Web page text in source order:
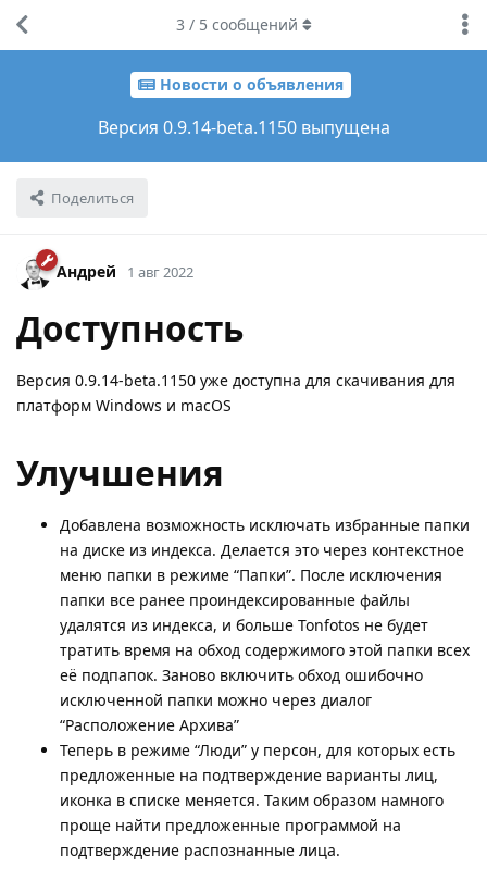
Новости о объявления
Версия 0.9.14-beta.1150 выпущена
Поделиться
3 / 5 сообщений
Андрей 1 авг 2022
Доступность
Версия 0.9.14-beta.1150 уже доступна для скачивания для
платформ Windows и macOS
Улучшения
Добавлена возможность исключать избранные папки
на диске из индекса. Делается это через контекстное
меню папки в режиме “Папки”. После исключения
папки все ранее проиндексированные файлы
удалятся из индекса, и больше Tonfotos не будет
тратить время на обход содержимого этой папки всех
её подпапок. Заново включить обход ошибочно
исключенной папки можно через диалог
“Расположение Архива”
Теперь в режиме “Люди” у персон, для которых есть
предложенные на подтверждение варианты лиц,
иконка в списке меняется. Таким образом намного
проще найти предложенные программой на
подтверждение распознанные лица.